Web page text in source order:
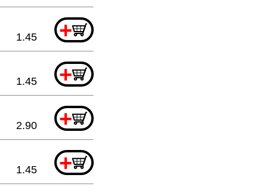
+
1.45
+
1.45
+
2.90
+
1.45